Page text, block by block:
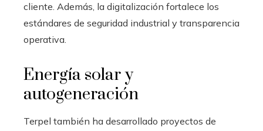
cliente. Además, la digitalización fortalece los
estándares de seguridad industrial y transparencia
operativa.
Energía solar y
autogeneración
Terpel también ha desarrollado proyectos de